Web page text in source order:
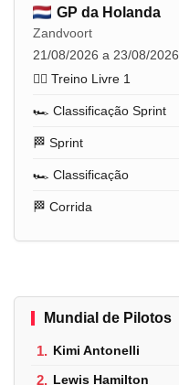
GP da Holanda
Zandvoort
21/08/2026 a 23/08/2026
🏋️‍♂️ Treino Livre 1
🏎️ Classificação Sprint
🏁 Sprint
🏎️ Classificação
🏁 Corrida
Mundial de Pilotos
1. Kimi Antonelli
2. Lewis Hamilton